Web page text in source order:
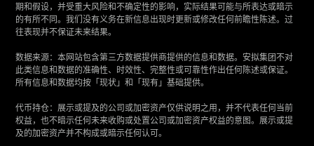
期和假设，并受重大风险和不确定性的影响，实际结果可能与所表达或暗示
的有所不同。我们没有义务在新信息出现时更新或修改任何前瞻性陈述。过
往表现并不保证未来结果。
‍数据来源：本网站包含第三方数据提供商提供的信息和数据。安拟集团不对
此类信息和数据的准确性、时效性、完整性或可靠性作出任何陈述或保证。
所有信息和数据均按「现状」和「现有」基础提供。
‍代币持仓：展示或提及的公司或加密资产仅供说明之用，并不代表任何当前
权益，也不暗示任何未来收购或处置公司或加密资产权益的意图。展示或提
及的加密资产并不构成或暗示任何认可。